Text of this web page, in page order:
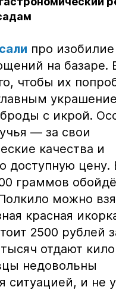
про изобилие
на базаре.
чтобы их
с икрой.
— за свои
качества и
доступную цену.
граммов
можно
красная
2500 рублей
отдают
недовольны
ситуацией, и не